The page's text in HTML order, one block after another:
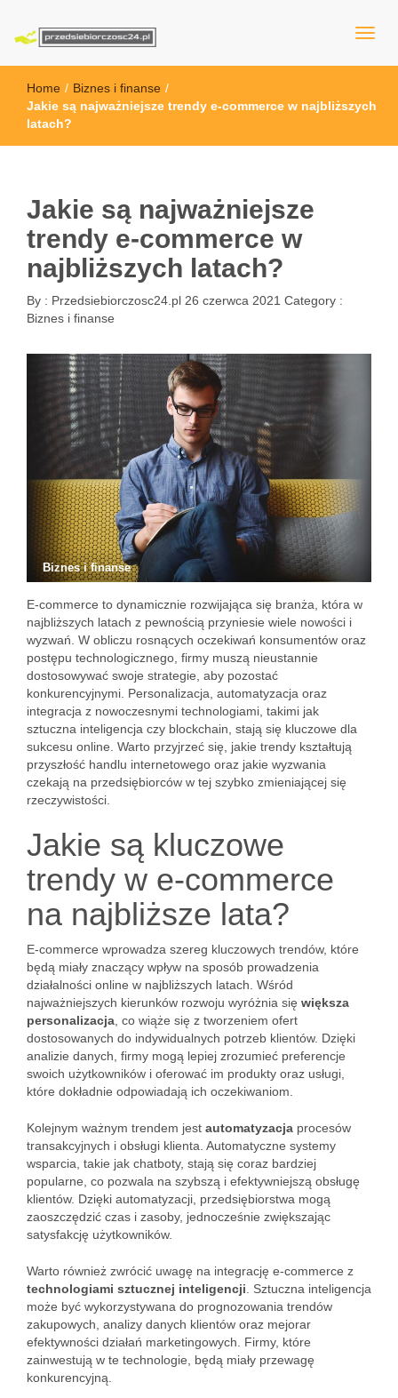
przedsiebiorczosc24.pl
Home / Biznes i finanse /
Jakie są najważniejsze trendy e-commerce w najbliższych
latach?
Jakie są najważniejsze
trendy e-commerce w
najbliższych latach?
By : Przedsiebiorczosc24.pl 26 czerwca 2021 Category :
Biznes i finanse
Biznes i finanse
E-commerce to dynamicznie rozwijająca się branża, która w
najbliższych latach z pewnością przyniesie wiele nowości i
wyzwań. W obliczu rosnących oczekiwań konsumentów oraz
postępu technologicznego, firmy muszą nieustannie
dostosowywać swoje strategie, aby pozostać
konkurencyjnymi. Personalizacja, automatyzacja oraz
integracja z nowoczesnymi technologiami, takimi jak
sztuczna inteligencja czy blockchain, stają się kluczowe dla
sukcesu online. Warto przyjrzeć się, jakie trendy kształtują
przyszłość handlu internetowego oraz jakie wyzwania
czekają na przedsiębiorców w tej szybko zmieniającej się
rzeczywistości.
Jakie są kluczowe
trendy w e-commerce
na najbliższe lata?
E-commerce wprowadza szereg kluczowych trendów, które
będą miały znaczący wpływ na sposób prowadzenia
działalności online w najbliższych latach. Wśród
najważniejszych kierunków rozwoju wyróżnia się większa
personalizacja , co wiąże się z tworzeniem ofert
dostosowanych do indywidualnych potrzeb klientów. Dzięki
analizie danych, firmy mogą lepiej zrozumieć preferencje
swoich użytkowników i oferować im produkty oraz usługi,
które dokładnie odpowiadają ich oczekiwaniom.
Kolejnym ważnym trendem jest automatyzacja procesów
transakcyjnych i obsługi klienta. Automatyczne systemy
wsparcia, takie jak chatboty, stają się coraz bardziej
popularne, co pozwala na szybszą i efektywniejszą obsługę
klientów. Dzięki automatyzacji, przedsiębiorstwa mogą
zaoszczędzić czas i zasoby, jednocześnie zwiększając
satysfakcję użytkowników.
Warto również zwrócić uwagę na integrację e-commerce z
technologiami sztucznej inteligencji . Sztuczna inteligencja
może być wykorzystywana do prognozowania trendów
zakupowych, analizy danych klientów oraz mejorar
efektywności działań marketingowych. Firmy, które
zainwestują w te technologie, będą miały przewagę
konkurencyjną.